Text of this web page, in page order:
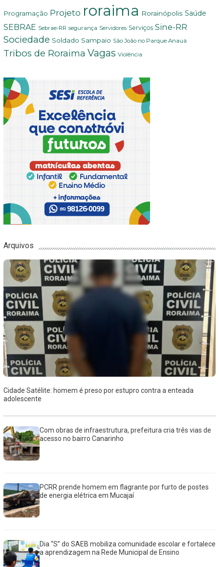
Programação Projeto roraima Rorainópolis Saúde
SEBRAE Sebrae-RR segurança Servidores Serviços Sine-RR
Sociedade Soldado Sampaio São João no Parque Anauá
Tribos de Roraima Vagas Violência
Arquivos
Cidade Satélite: homem é preso por estupro contra a enteada
adolescente
Com obras de infraestrutura, prefeitura cria três vias de
acesso no bairro Canarinho
PCRR prende homem em flagrante por furto de postes
de energia elétrica em Mucajaí
Dia “S” do SAEB mobiliza comunidade escolar e fortalece
a aprendizagem na Rede Municipal de Ensino